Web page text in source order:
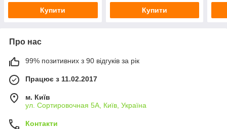
Купити Купити
Про нас
99% позитивних з 90 відгуків за рік
Працює з 11.02.2017
м. Київ
ул. Сортировочная 5А, Київ, Україна
Контакти